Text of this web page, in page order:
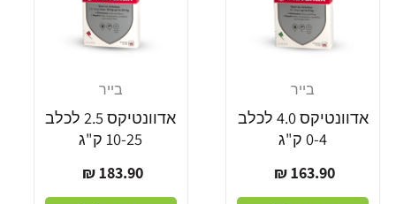
בייר
אדוונטיקס 4.0 לכלב
0-4 ק"ג
מחיר
רגיל
163.90 ₪
בייר
אדוונטיקס 2.5 לכלב
10-25 ק"ג
מחיר
רגיל
183.90 ₪